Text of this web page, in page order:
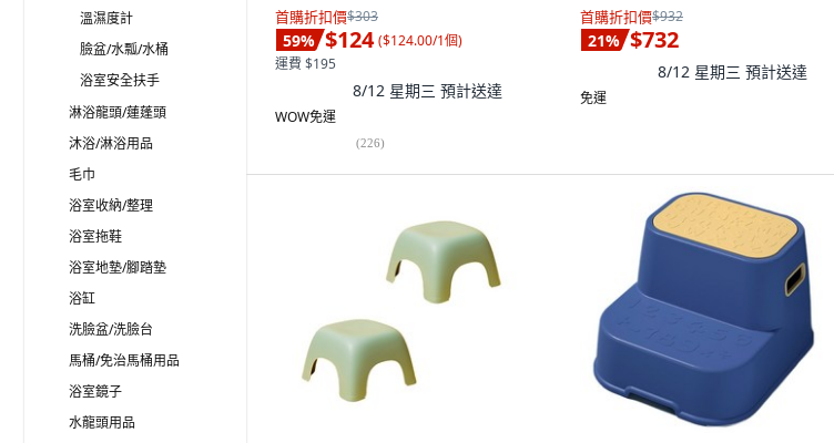
溫濕度計
臉盆/水瓢/水桶
浴室安全扶手
淋浴龍頭/蓮蓬頭
沐浴/淋浴用品
毛巾
浴室收納/整理
浴室拖鞋
浴室地墊/腳踏墊
浴缸
洗臉盆/洗臉台
馬桶/免治馬桶用品
浴室鏡子
水龍頭用品
首購折扣價$303
59% $124 ($124.00/1個)
運費 $195
8/12 星期三 預計送達
WOW免運
(226)
首購折扣價$932
21% $732
8/12 星期三 預計送達
免運